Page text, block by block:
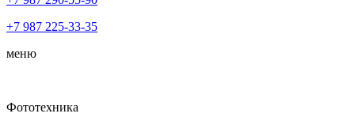
+7 987 225-33-35
меню
Фототехника